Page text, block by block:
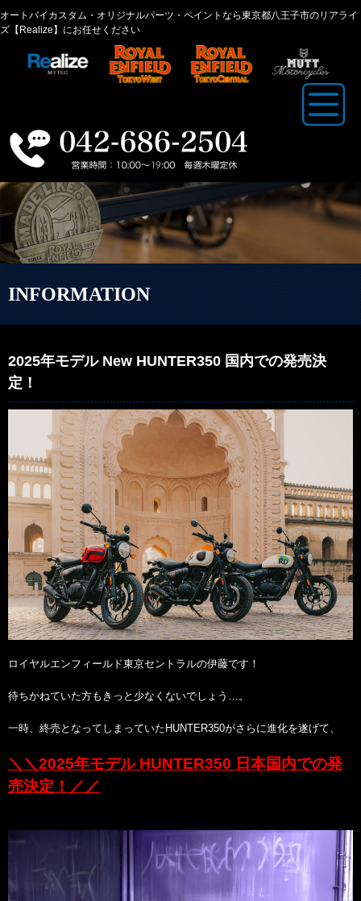
オートバイカスタム・オリジナルパーツ・ペイントなら東京都八王子市のリアライ
ズ【Realize】にお任せください
INFORMATION
2025年モデル New HUNTER350 国内での発売決
定！
ロイヤルエンフィールド東京セントラルの伊藤です！
待ちかねていた方もきっと少なくないでしょう…。
一時、終売となってしまっていたHUNTER350がさらに進化を遂げて、
＼＼2025年モデル HUNTER350 日本国内での発
売決定！／／